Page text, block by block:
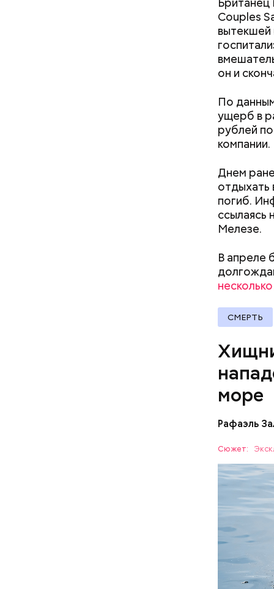
Couples
вытекшей
он и
По
ущерб в
рублей
компании.
Днем
погиб.
ссылаясь
Мелезе.
В апреле
СМЕРТЬ
море
Рафаэль
Сюжет:
— Очень
когда
этих
Леонтьев
открытом
делать
назад о
вполне
— Для
пределах
прим. «ВМ»
По
раз